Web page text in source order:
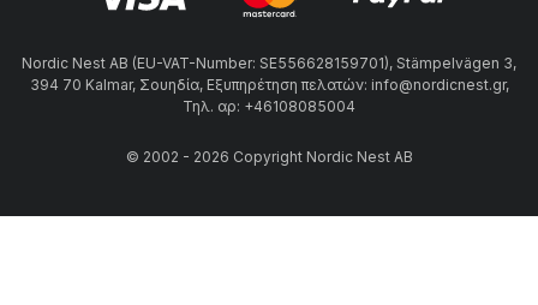
Nordic Nest AB (EU-VAT-Number: SE556628159701), Stämpelvägen 3,
394 70 Kalmar, Σουηδία, Εξυπηρέτηση πελατών: info@nordicnest.gr,
Τηλ. αρ: +46108085004
© 2002 - 2026 Copyright Nordic Nest AB